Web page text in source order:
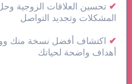
✔
المشكلات وتجديد التواصل
✔
أهداف واضحة لحياتك